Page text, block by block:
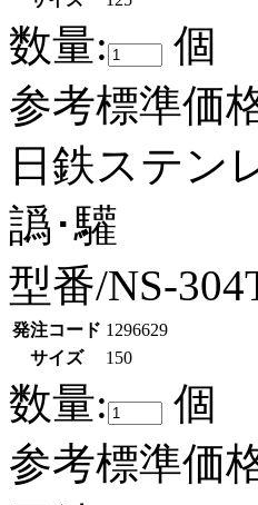
数量:
個
参考標準価
日鉄ステン
譌･驩
型番/NS-
発注コード 1296629
サイズ
150
数量:
個
参考標準価